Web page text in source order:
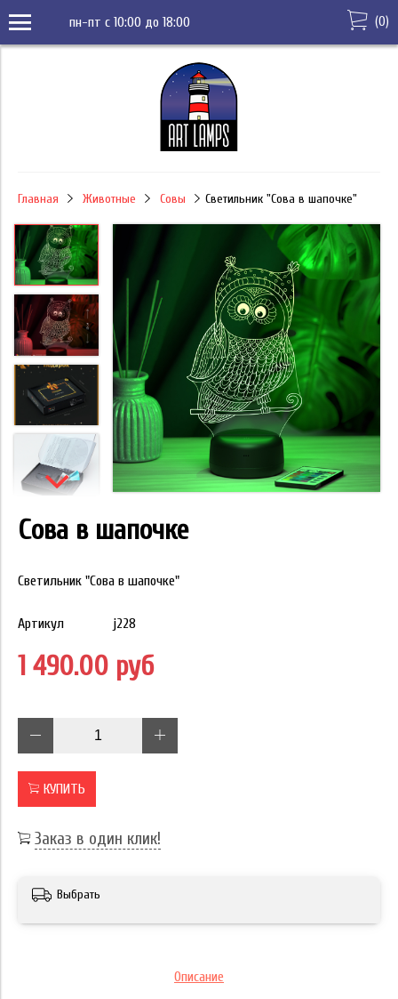
пн-пт с 10:00 до 18:00 (0)
Главная Животные Совы Светильник "Сова в шапочке"
Сова в шапочке
Светильник "Сова в шапочке"
Артикул j228
1 490.00 руб
КУПИТЬ
Заказ в один клик!
Выбрать
Описание